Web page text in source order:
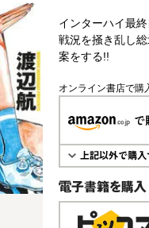
インターハイ最
戦況を掻き乱し
案をする!!
オンライン書店で購
電子書籍で購入